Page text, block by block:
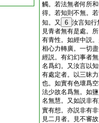
觸。若法無者何所
得。若知則不無。
知。又
6 汝言知行
見青者無有是處。
有青性。如經中説
相心力轉廣。一切
經説。有幻幻事者
名爲幻。又汝言以
有處定者。以三昧
也。如實有色壞爲
法少故名爲無。如
名無慧。又如説非
實有想。亦説非有
見二月者。見不審